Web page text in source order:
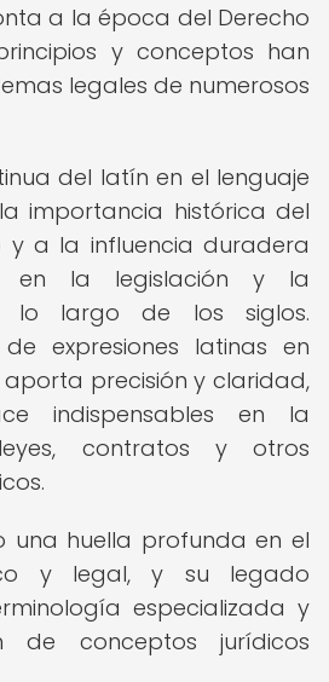
a la época del Derecho
y conceptos han
legales de numerosos
del latín en el lenguaje
importancia histórica del
y a la influencia duradera
en la legislación y la
lo largo de los siglos.
expresiones latinas en
precisión y claridad,
indispensables en la
contratos y otros
una huella profunda en el
y legal, y su legado
especializada y
de conceptos jurídicos